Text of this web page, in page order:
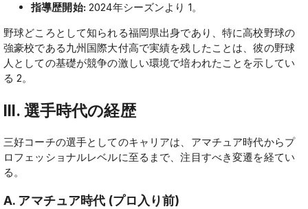
指導歴開始:2024年シーズンより 1。
野球どころとして知られる福岡県出身であり、特に高校野球の
強豪校である九州国際大付高で実績を残したことは、彼の野球
人としての基礎が競争の激しい環境で培われたことを示してい
る 2。
III. 選手時代の経歴
三好コーチの選手としてのキャリアは、アマチュア時代からプ
ロフェッショナルレベルに至るまで、注目すべき変遷を経てい
る。
A. アマチュア時代 (プロ入り前)